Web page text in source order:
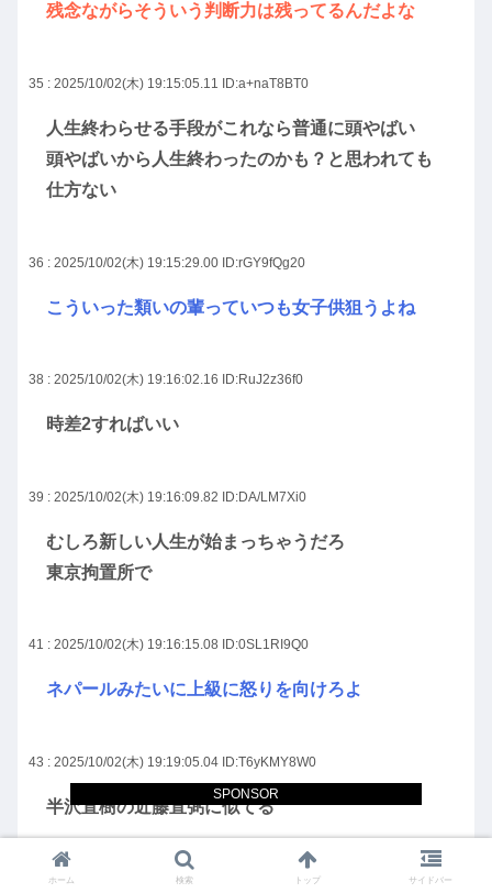
SPONSOR
残念ながらそういう判断力は残ってるんだよな
35 : 2025/10/02(木) 19:15:05.11 ID:a+naT8BT0
人生終わらせる手段がこれなら普通に頭やばい
頭やばいから人生終わったのかも？と思われても
仕方ない
36 : 2025/10/02(木) 19:15:29.00 ID:rGY9fQg20
こういった類いの輩っていつも女子供狙うよね
38 : 2025/10/02(木) 19:16:02.16 ID:RuJ2z36f0
時差2すればいい
39 : 2025/10/02(木) 19:16:09.82 ID:DA/LM7Xi0
むしろ新しい人生が始まっちゃうだろ
東京拘置所で
41 : 2025/10/02(木) 19:16:15.08 ID:0SL1RI9Q0
ネパールみたいに上級に怒りを向けろよ
43 : 2025/10/02(木) 19:19:05.04 ID:T6yKMY8W0
半沢直樹の近藤直弼に似てる
44 : 2025/10/02(木) 19:19:31.42 ID:LJYTJmNF0
ホーム 検索 トップ サイドバー